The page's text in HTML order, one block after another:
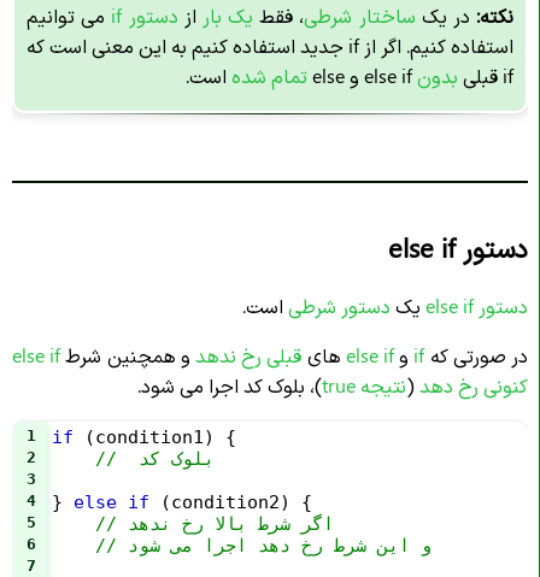
نکته: در یک ساختار شرطی، فقط یک بار از دستور if
می توانیم
استفاده کنیم. اگر از if جدید استفاده کنیم به این معنی است که
if قبلی
بدونelse if و else تمام شده است.
دستور else if
دستور else if یک دستور شرطی است.
در صورتی کهif وelse if های قبلی رخ ندهدو همچنین شرط else if
کنونی رخ دهد(نتیجه true )، بلوک کد اجرا می شود.
1 if (condition1) {
2 //  بلوک کد
3
4
} else if (condition2) {
5 // اگر شرط بالا رخ ندهد
6 // و این شرط رخ دهد اجرا می شود
7